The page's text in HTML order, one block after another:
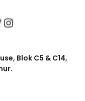
Instagram
Blok C5 & C14,